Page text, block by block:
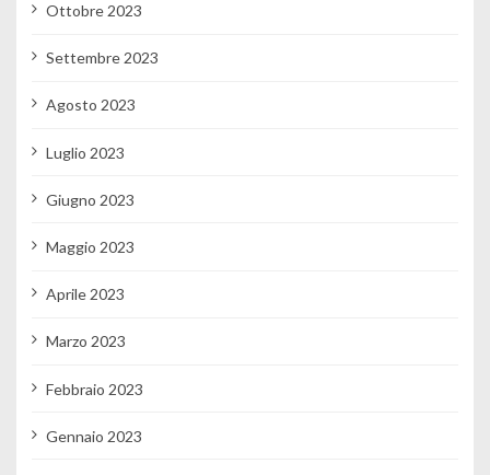
Ottobre 2023
Settembre 2023
Agosto 2023
Luglio 2023
Giugno 2023
Maggio 2023
Aprile 2023
Marzo 2023
Febbraio 2023
Gennaio 2023